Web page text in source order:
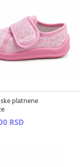
platnene
RSD